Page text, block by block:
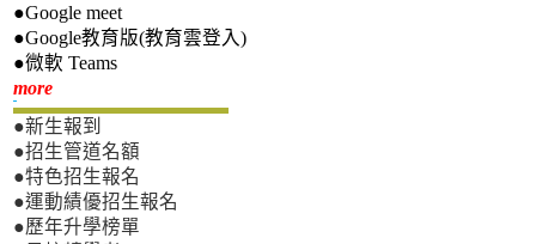
●Google meet
●Google教育版(教育雲登入)
●微軟 Teams
more新生專區
●新生報到
●招生管道名額
●特色招生報名
●運動績優招生報名
●歷年升學榜單